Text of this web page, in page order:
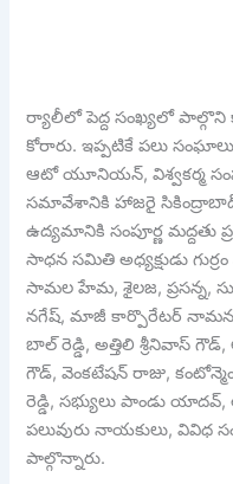
ర్యాలీలో పెద్ద సంఖ్యలో
కోరారు. ఇప్పటికే పలు
ఆటో యూనియన్, విశ్వకర్మ
సమావేశానికి హాజరై సికింద్రాబాద్
ఉద్యమానికి సంపూర్ణ మద్దతు
సాధన సమితి అధ్యక్షుడు
సామల హేమ, శైలజ, ప్రసన్న,
నగేష్, మాజీ కార్పొరేటర్ నామన
బాల్ రెడ్డి, అత్తిలి శ్రీనివాస్ గౌడ్,
గౌడ్, వెంకటేషన్ రాజు,
రెడ్డి, సభ్యులు పాండు
పలువురు నాయకులు, వివిధ
పాల్గొన్నారు.